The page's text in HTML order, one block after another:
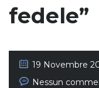
fedele”
19 Novembre
Nessun